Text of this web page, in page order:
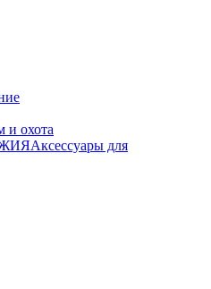
и охота
Аксессуары для